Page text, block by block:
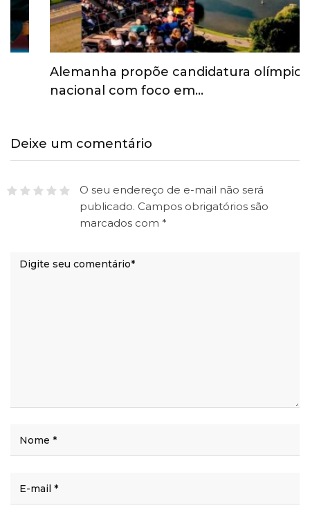
Alemanha propõe candidatura olímpica
nacional com foco em…
Deixe um comentário
O seu endereço de e-mail não será
publicado. Campos obrigatórios são
marcados com *